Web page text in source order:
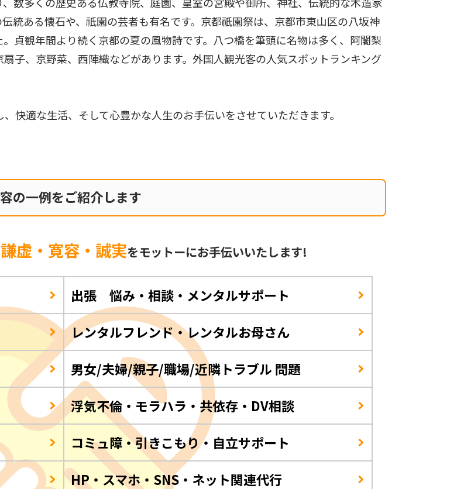
統ある懐石や、祇園の芸者も有名です。京都祇園祭は、京都市東山区の八坂神
貞観年間より続く京都の夏の風物詩です。八つ橋を筆頭に名物は多く、阿闍梨
子、京野菜、西陣織などがあります。外国人観光客の人気スポットランキング
快適な生活、そして心豊かな人生のお手伝いをさせていただきます。
の一例をご紹介します
謙虚・寛容・誠実をモットーにお手伝いいたします!
出張 悩み・相談・メンタルサポート
レンタルフレンド・レンタルお母さん
男女/夫婦/親子/職場/近隣トラブル 問題
浮気不倫・モラハラ・共依存・DV相談
コミュ障・引きこもり・自立サポート
HP・スマホ・SNS・ネット関連代行